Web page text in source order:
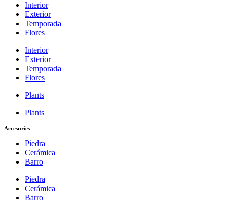
Interior
Exterior
Temporada
Flores
Interior
Exterior
Temporada
Flores
Plants
Plants
Accesories
Piedra
Cerámica
Barro
Piedra
Cerámica
Barro